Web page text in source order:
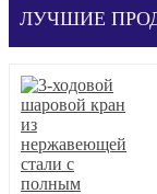
ЛУЧШИЕ